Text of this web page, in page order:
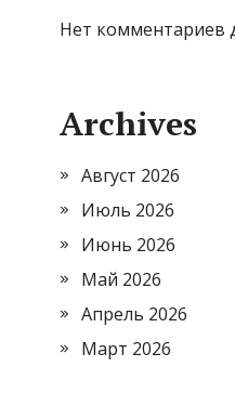
Нет комментариев
Archives
Август 2026
Июль 2026
Июнь 2026
Май 2026
Апрель 2026
Март 2026